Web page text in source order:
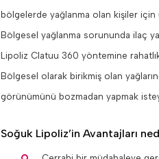
bölgelerde yağlanma olan kişiler için
Bölgesel yağlanma sorununda ilaç
Lipoliz Clatuu 360 yöntemine
Bölgesel olarak birikmiş olan
görünümünü bozmadan yapmak
Soğuk Lipoliz’in Avantajları